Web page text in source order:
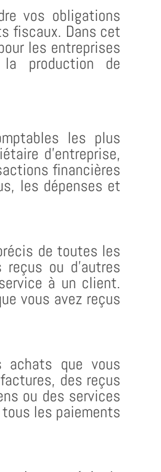
vos obligations
fiscaux. Dans cet
les entreprises
production de
les plus
d’entreprise,
financières
les dépenses et
de toutes les
ou d’autres
à un client.
vous avez reçus
achats que vous
des reçus
ou des services
les paiements